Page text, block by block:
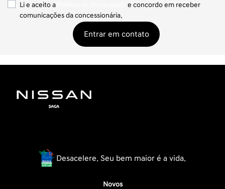
Li e aceito a
e concordo em receber
comunicações da concessionária.
Entrar em contato
Desacelere. Seu bem maior é a vida.
Novos